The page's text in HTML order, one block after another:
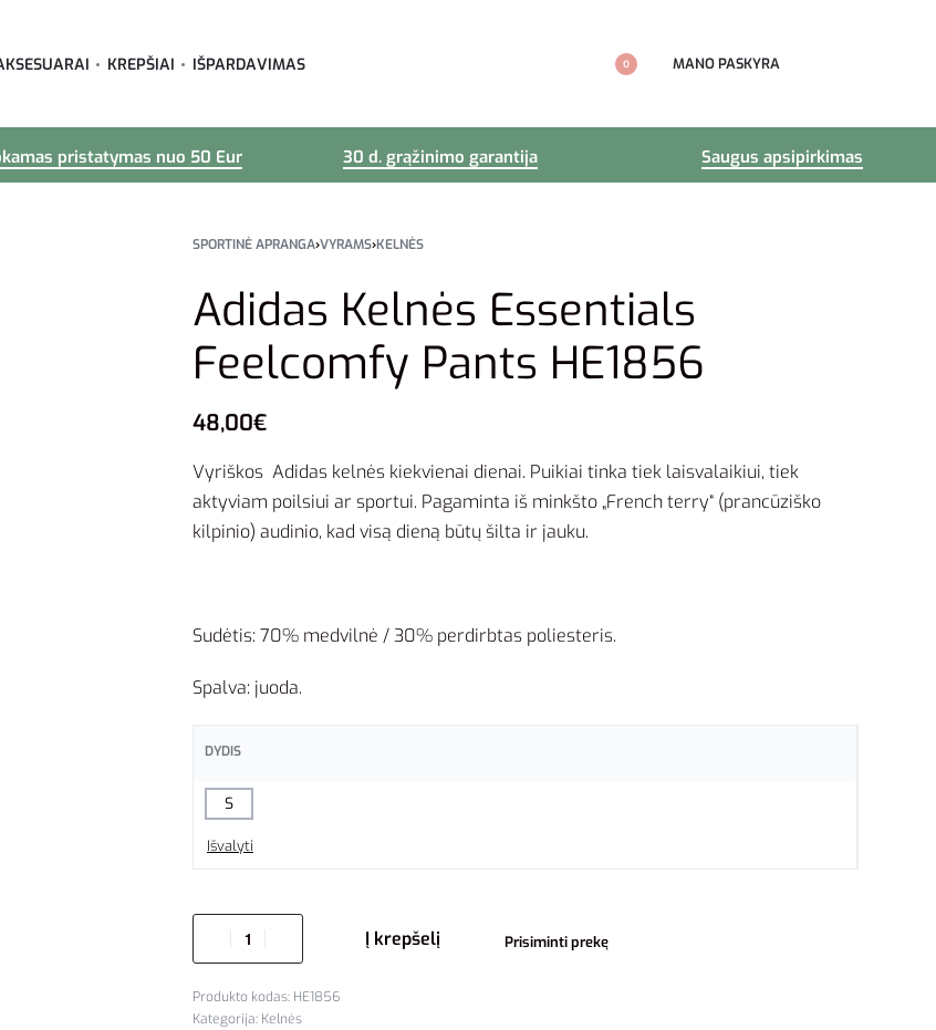
KREPŠIAI IŠPARDAVIMAS 0 MANO PASKYRA
pristatymas nuo 50 Eur 30 d. grąžinimo garantija Saugus apsipirkimas
SPORTINĖ APRANGA›VYRAMS›KELNĖS
Adidas Kelnės Essentials
Feelcomfy Pants HE1856
48,00€
Vyriškos Adidas kelnės kiekvienai dienai. Puikiai tinka tiek laisvalaikiui, tiek
aktyviam poilsiui ar sportui. Pagaminta iš minkšto „French terry“ (prancūziško
kilpinio) audinio, kad visą dieną būtų šilta ir jauku.
Sudėtis: 70% medvilnė / 30% perdirbtas poliesteris.
Spalva: juoda.
DYDIS
S
Išvalyti
Į krepšelį Prisiminti prekę
HE1856
Kategorija: Kelnės